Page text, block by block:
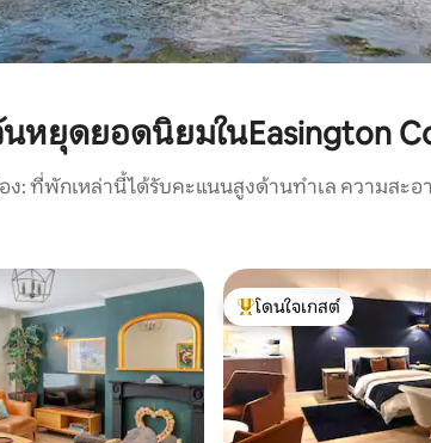
หยุดยอดนิยมในEasington
ง: ที่พักเหล่านี้ได้รับคะแนนสูงด้านทำเล ความสะอ
โดนใจเกสต์ที่สุด
โดนใจเกสต์